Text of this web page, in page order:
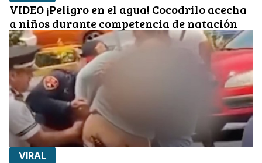
VIDEO ¡Peligro en el agua! Cocodrilo acecha
a niños durante competencia de natación
VIRAL